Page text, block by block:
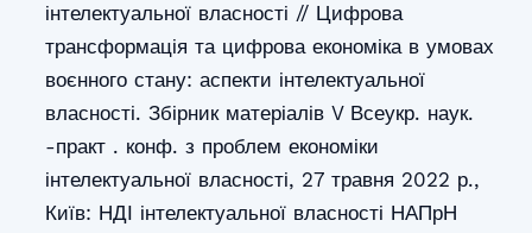
інтелектуальної власності // Цифрова
трансформація та цифрова економіка в умовах
воєнного стану: аспекти інтелектуальної
власності. Збірник матеріалів V Всеукр. наук.
-практ . конф. з проблем економіки
інтелектуальної власності, 27 травня 2022 р.,
Київ: НДІ інтелектуальної власності НАПрН